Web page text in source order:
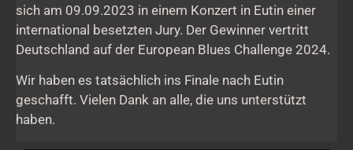
sich am 09.09.2023 in einem Konzert in Eutin einer
international besetzten Jury. Der Gewinner vertritt
Deutschland auf der European Blues Challenge 2024.
Wir haben es tatsächlich ins Finale nach Eutin
geschafft. Vielen Dank an alle, die uns unterstützt
haben.